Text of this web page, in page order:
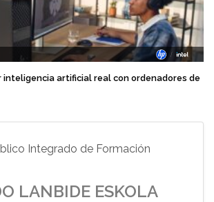
inteligencia artificial real con ordenadores de
Integrado de Formación
LANBIDE ESKOLA